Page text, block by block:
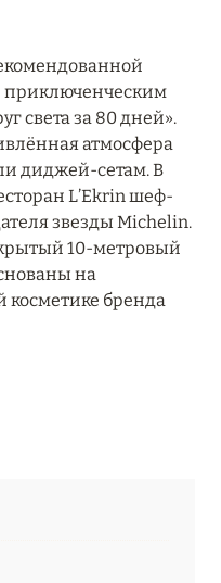
приключенческим
света за 80 дней».
атмосфера
диджей-сетам. В
L’Ekrin шеф-
звезды Michelin.
10-метровый
на
косметике бренда